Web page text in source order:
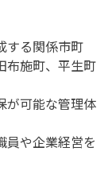
する関係市町
布施町、平生町
が可能な管理体
員や企業経営を